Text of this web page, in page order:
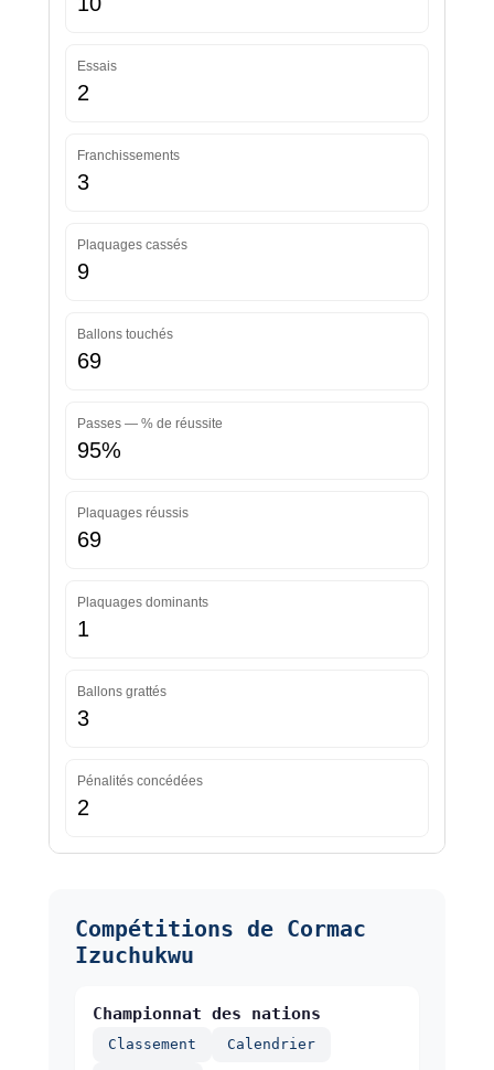
Essais
2
Franchissements
3
Plaquages cassés
9
Ballons touchés
69
Passes — % de réussite
95%
Plaquages réussis
69
Plaquages dominants
1
Ballons grattés
3
Pénalités concédées
2
Compétitions de Cormac
Izuchukwu
Championnat des nations
Classement Calendrier